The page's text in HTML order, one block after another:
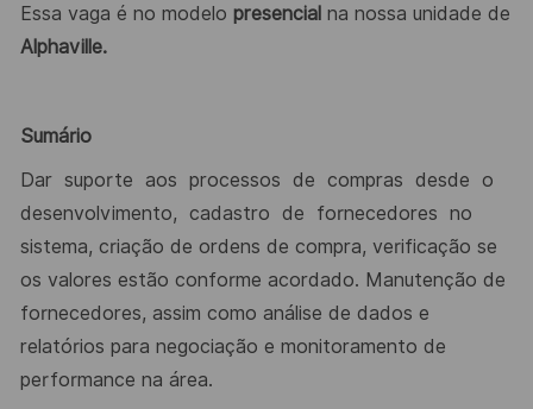
Essa vaga é no modelo presencialna nossa unidade de
Alphaville.
Sumário
Dar suporte aos processos de compras desde o
desenvolvimento, cadastro de fornecedores no
sistema, criação de ordens de compra, verificação se
os valores estão conforme acordado. Manutenção de
fornecedores, assim como análise de dados e
relatórios para negociação e monitoramento de
performance na área.